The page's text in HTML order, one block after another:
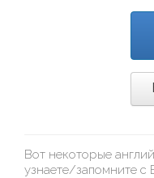
Вот некоторые
узнаете/запомните с